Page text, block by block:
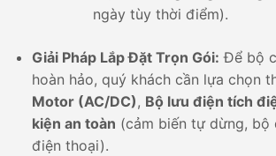
ngày tùy thời điểm).
Giải Pháp Lắp Đặt Trọn Gói: Để bộ
hoàn hảo, quý khách cần lựa chọn
Motor (AC/DC), Bộ lưu điện tích
kiện an toàn (cảm biến tự dừng, bộ
điện thoại).